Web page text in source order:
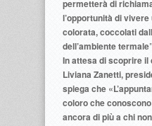
permetterà di
l’opportunità di
colorata, coccolati
dell’ambiente
In attesa di scoprire
Liviana Zanetti,
spiega che
coloro che
ancora di più a chi